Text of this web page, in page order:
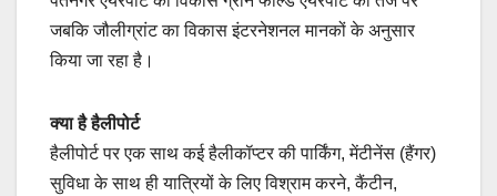
जबकि जौलीग्रांट का विकास इंटरनेशनल मानकों के अनुसार
किया जा रहा है।
क्या है हैलीपोर्ट
हैलीपोर्ट पर एक साथ कई हैलीकॉप्टर की पार्किंग, मेंटीनेंस (हैंगर)
सुविधा के साथ ही यात्रियों के लिए विश्राम करने, कैंटीन,